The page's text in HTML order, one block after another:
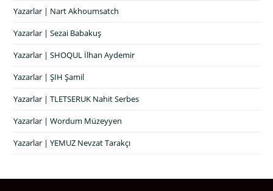
Yazarlar | Nart Akhoumsatch
Yazarlar | Sezai Babakuş
Yazarlar | SHOQUL İlhan Aydemir
Yazarlar | ŞIH Şamil
Yazarlar | TLETSERUK Nahit Serbes
Yazarlar | Wordum Müzeyyen
Yazarlar | YEMUZ Nevzat Tarakçı